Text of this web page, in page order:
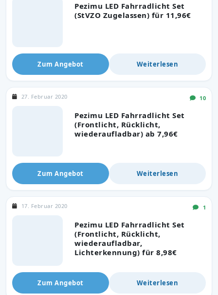
Pezimu LED Fahrradlicht Set
(StVZO Zugelassen) für 11,96€
Zum Angebot Weiterlesen
Pezimu LED Fahrradlicht Set
(Frontlicht, Rücklicht,
wiederaufladbar) ab 7,96€
27. Februar 2020 10
Zum Angebot Weiterlesen
Pezimu LED Fahrradlicht Set
(Frontlicht, Rücklicht,
wiederaufladbar,
Lichterkennung) für 8,98€
17. Februar 2020 1
Zum Angebot Weiterlesen